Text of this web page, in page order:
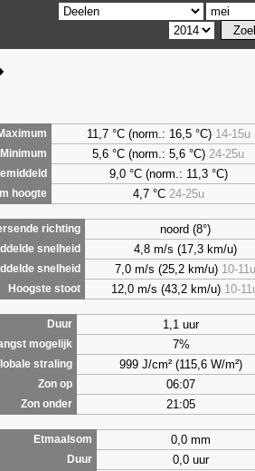
11,7 °C (norm.: 16,5 °C) 14-15u
Minimum 5,6 °C (norm.: 5,6 °C) 24-25u
9,0°C (norm.: 11,3 °C)
hoogte 4,7°C 24-25u
richting noord (8°)
snelheid 4,8 m/s (17,3 km/u)
snelheid 7,0 m/s (25,2 km/u) 10-11u
Hoogste stoot 12,0 m/s (43,2 km/u) 10-
Duur 1,1 uur
mogelijk 7%
straling 999 J/cm² (115,6 W/m²)
Zon op 06:07
Zon onder 21:05
Etmaalsom 0,0 mm
Duur 0,0 uur